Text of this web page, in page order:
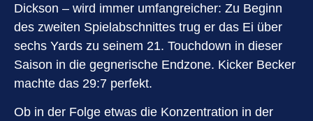
Dickson – wird immer umfangreicher: Zu Beginn
des zweiten Spielabschnittes trug er das Ei über
sechs Yards zu seinem 21. Touchdown in dieser
Saison in die gegnerische Endzone. Kicker Becker
machte das 29:7 perfekt.
Ob in der Folge etwas die Konzentration in der